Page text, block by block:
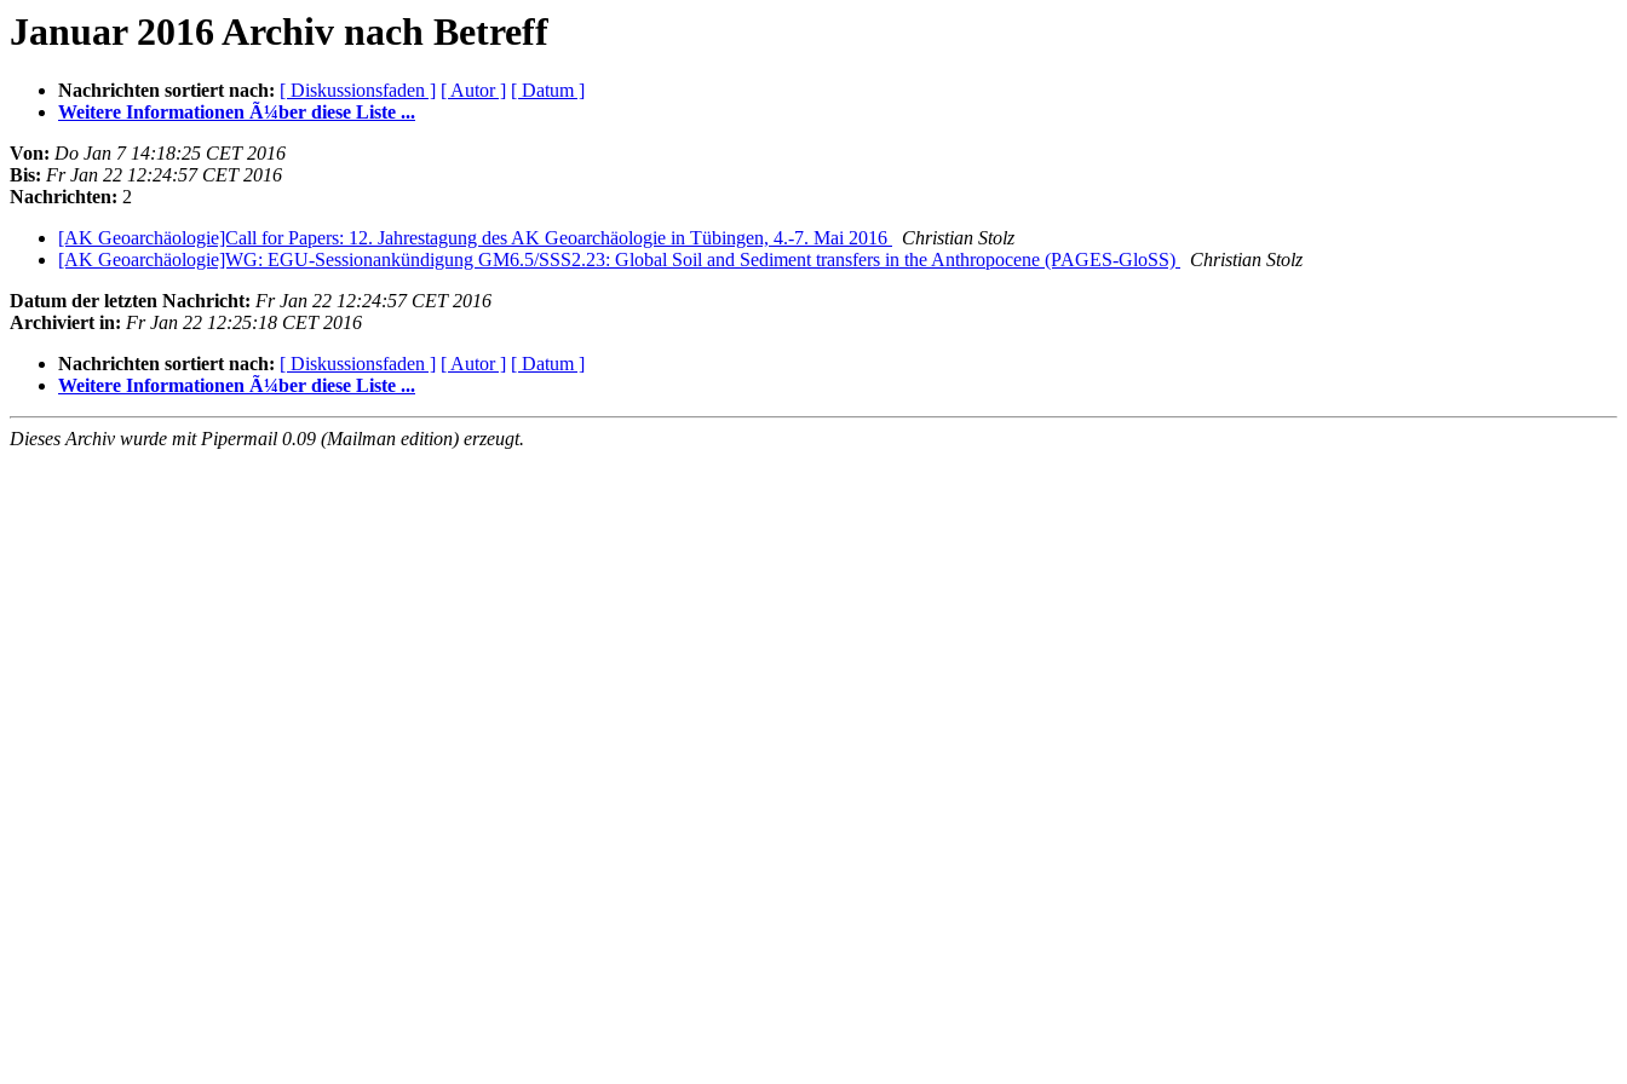
Januar 2016 Archiv nach Betreff
Nachrichten sortiert nach: [ Diskussionsfaden ] [ Autor ] [ Datum ]
Weitere Informationen Ã¼ber diese Liste ...
Von: Do Jan 7 14:18:25 CET 2016
Bis: Fr Jan 22 12:24:57 CET 2016
Nachrichten: 2
[AK Geoarchäologie]Call for Papers: 12. Jahrestagung des AK Geoarchäologie in Tübingen, 4.-7. Mai 2016
Christian Stolz
[AK Geoarchäologie]WG: EGU-Sessionankündigung GM6.5/SSS2.23: Global Soil and Sediment transfers in the Anthropocene (PAGES-GloSS)
Christian Stolz
Datum der letzten Nachricht: Fr Jan 22 12:24:57 CET 2016
Archiviert in: Fr Jan 22 12:25:18 CET 2016
Nachrichten sortiert nach: [ Diskussionsfaden ] [ Autor ] [ Datum ]
Weitere Informationen Ã¼ber diese Liste ...
Dieses Archiv wurde mit Pipermail 0.09 (Mailman edition) erzeugt.